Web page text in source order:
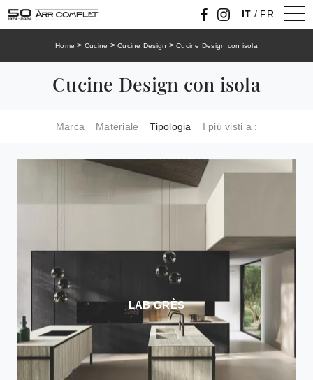
IT / FR
Home > Cucine >Cucine Design >Cucine Design con isola
Cucine Design con isola
Marca Materiale Tipologia I più visti a :
LAB GRÈS